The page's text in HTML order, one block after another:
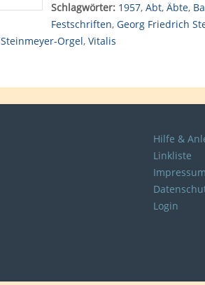
Schlagwörter: 1957, Abt, Äbte,
Festschriften, Georg Friedrich
Steinmeyer-Orgel, Vitalis
Hilfe &
Linkliste
Impressum
Login